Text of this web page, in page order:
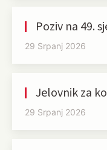
Poziv na 49.
29 Srpanj 2026
Jelovnik za
29 Srpanj 2026